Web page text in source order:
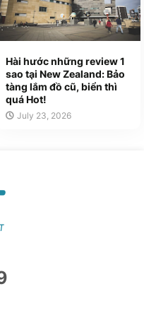
Hài hước những review 1
sao tại New Zealand: Bảo
tàng lắm đồ cũ, biển thì
quá Hot!
July 23, 2026